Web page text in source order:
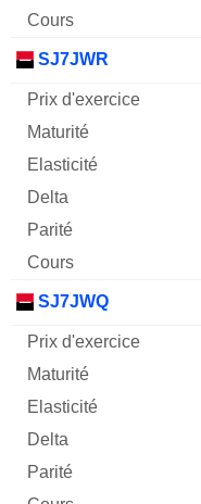
SJ7JWR
SJ7JWQ